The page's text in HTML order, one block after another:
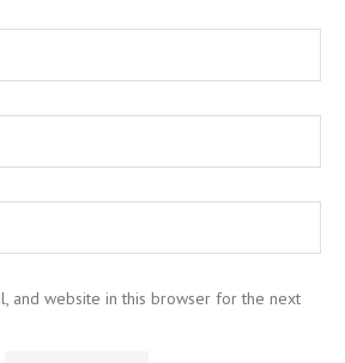
and website in this browser for the next